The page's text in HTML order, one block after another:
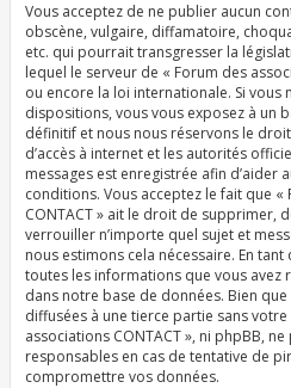
Vous acceptez de ne publier aucun
obscène, vulgaire, diffamatoire,
etc. qui pourrait transgresser la
lequel le serveur de « Forum des
ou encore la loi internationale. Si vous
dispositions, vous vous exposez à un
définitif et nous nous réservons le
d’accès à internet et les autorités
messages est enregistrée afin d’aider
conditions. Vous acceptez le fait que
CONTACT » ait le droit de supprimer,
verrouiller n’importe quel sujet et
nous estimons cela nécessaire. En
toutes les informations que vous avez
dans notre base de données. Bien
diffusées à une tierce partie sans
associations CONTACT », ni phpBB,
responsables en cas de tentative de
compromettre vos données.